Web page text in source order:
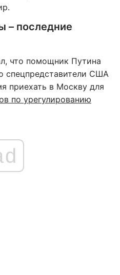
– последние
что помощник Путина
спецпредставители США
приехать в Москву для
по урегулированию